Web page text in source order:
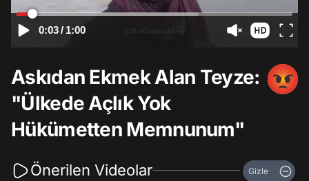
0:03/ 1:00
Askıdan Ekmek Alan Teyze:
"Ülkede Açlık Yok
Hükümetten Memnunum"
Önerilen Videolar Gizle